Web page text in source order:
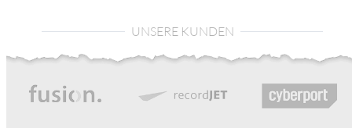
UNSERE KUNDEN